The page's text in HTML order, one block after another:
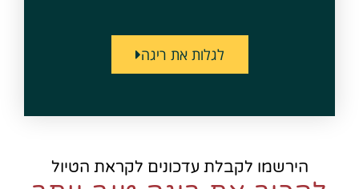
לגלות את ריגה
הירשמו לקבלת עדכונים לקראת הטיול